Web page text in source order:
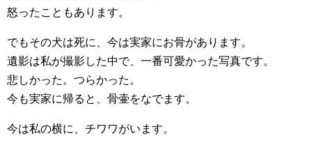
怒ったこともあります。
でもその犬は死に、今は実家にお骨があります。
遺影は私が撮影した中で、一番可愛かった写真です。
悲しかった。つらかった。
今も実家に帰ると、骨壷をなでます。
今は私の横に、チワワがいます。